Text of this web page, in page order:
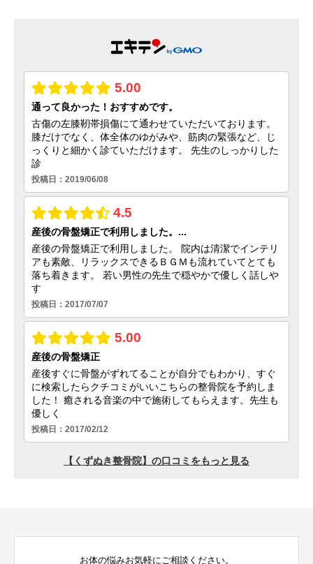
お体の悩みお気軽にご相談ください。